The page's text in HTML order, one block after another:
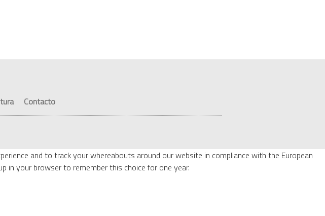
Contacto
and to track your whereabouts around our website in compliance with the European
in your browser to remember this choice for one year.